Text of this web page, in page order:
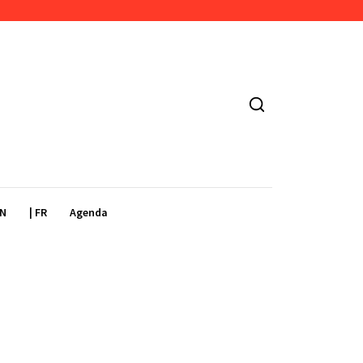
| FR Agenda